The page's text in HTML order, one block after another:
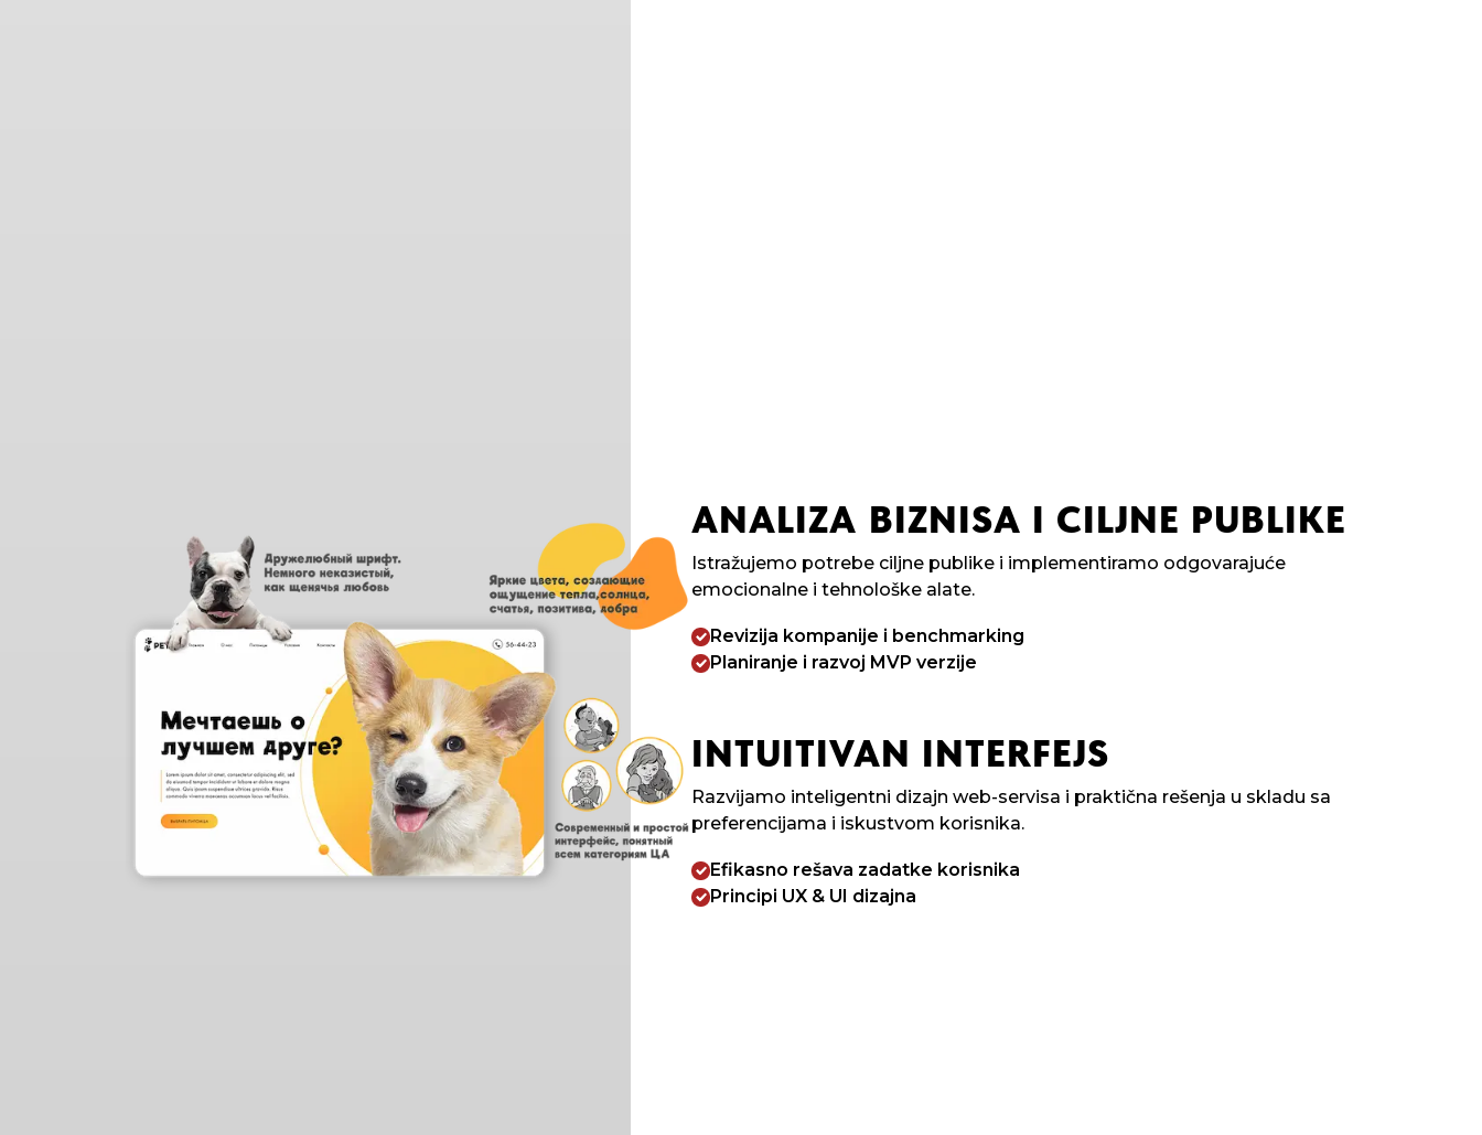
ANALIZA BIZNISA I CILJNE PUBLIKE
Istražujemo potrebe ciljne publike i implementiramo odgovarajuće
emocionalne i tehnološke alate.
Revizija kompanije i benchmarking
Planiranje i razvoj MVP verzije
INTUITIVAN INTERFEJS
Razvijamo inteligentni dizajn web-servisa i praktična rešenja u skladu sa
preferencijama i iskustvom korisnika.
Efikasno rešava zadatke korisnika
Principi UX & UI dizajna